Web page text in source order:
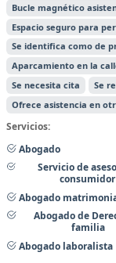
Bucle magnético
Espacio seguro para
Se identifica como de
Aparcamiento en la
Se necesita cita
Se
Ofrece asistencia en
Servicios:
Abogado
Servicio de
consumidor
Abogado
Abogado de
familia
Abogado laboralista